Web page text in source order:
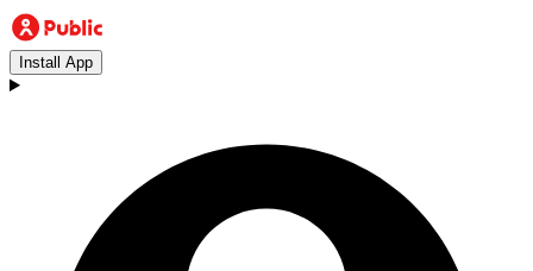
Install App